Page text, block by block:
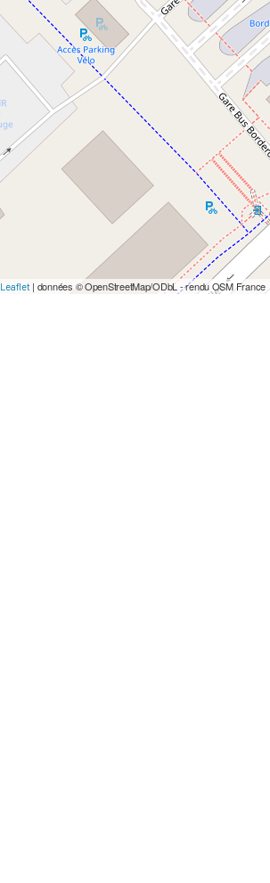
Leaflet| données © OpenStreetMap/ODbL - rendu OSM France